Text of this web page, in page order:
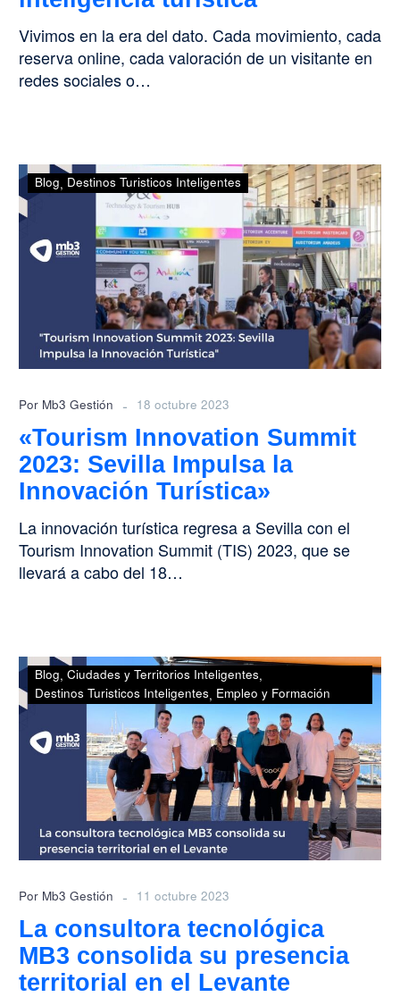
Vivimos en la era del dato. Cada movimiento, cada
reserva online, cada valoración de un visitante en
redes sociales o…
«Tourism
Innovation
Summit
2023:
Sevilla
Impulsa
la
Innovación
Turística»
Blog Destinos Turisticos Inteligentes
Por Mb3 Gestión - 18 octubre 2023
«Tourism Innovation Summit
2023: Sevilla Impulsa la
Innovación Turística»
La innovación turística regresa a Sevilla con el
Tourism Innovation Summit (TIS) 2023, que se
llevará a cabo del 18…
La
consultora
tecnológica
MB3
consolida
su
presencia
territorial
en
el
Levante
Blog Ciudades y Territorios Inteligentes
Destinos Turisticos Inteligentes Empleo y Formación
Por Mb3 Gestión - 11 octubre 2023
La consultora tecnológica
MB3 consolida su presencia
territorial en el Levante